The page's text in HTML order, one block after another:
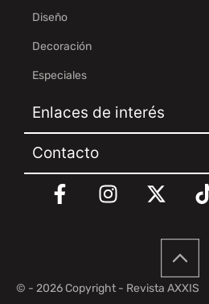
Diseño
Decoración
Especiales
Enlaces de interés
Contacto
© - 2026 Copyright - Revista AXXIS